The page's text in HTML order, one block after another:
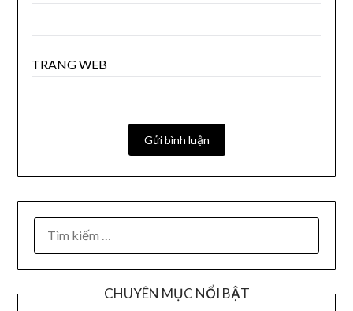
TRANG WEB
CHUYÊN MỤC NỔI BẬT